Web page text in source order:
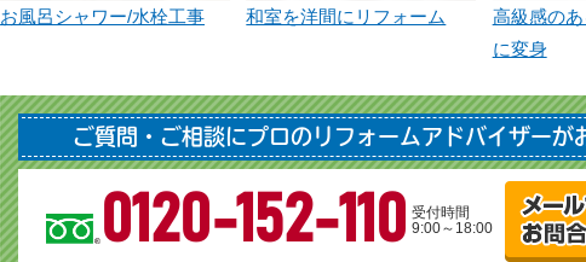
お風呂シャワー/水栓工事 和室を洋間にリフォーム
高級感の
に変身
ご質問・ご相談にプロのリフォームアドバイザーが
0120-152-110 受付時間
9:00～18:00